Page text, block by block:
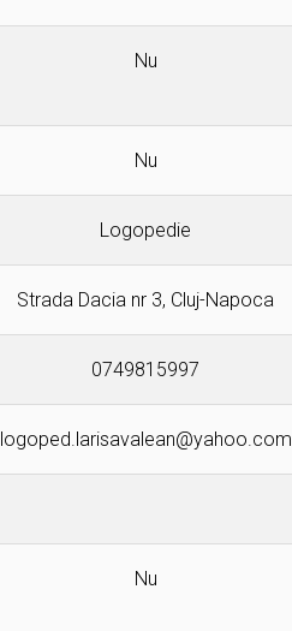
Nu
Nu
Logopedie
Strada Dacia nr 3, Cluj-Napoca
0749815997
logoped.larisavalean@yahoo.com
Nu